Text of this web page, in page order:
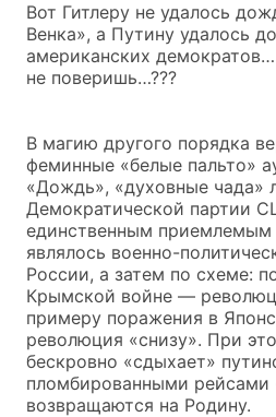
Вот Гитлеру не удалось
Венка», а Путину удалось
американских
не поверишь…???
В магию другого порядка
феминные «белые пальто»
«Дождь», «духовные чада»
Демократической партии
единственным приемлемым
являлось военно-
России, а затем по схеме:
Крымской войне —
примеру поражения в
революция «снизу». При
бескровно «сдыхает»
пломбированными рейсами
возвращаются на Родину.